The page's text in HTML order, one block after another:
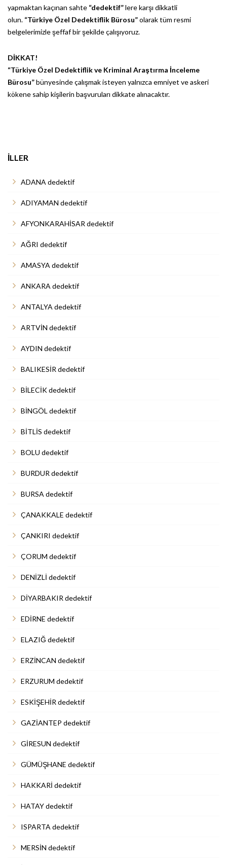
yapmaktan kaçınan sahte “dedektif”lere karşı dikkatli
olun. “Türkiye Özel Dedektiflik Bürosu”olarak tüm resmi
belgelerimizle şeffaf bir şekilde çalışıyoruz.
DİKKAT!
“Türkiye Özel Dedektiflik ve Kriminal Araştırma İnceleme
Bürosu”bünyesinde çalışmak isteyen yalnızca emniyet ve askeri
kökene sahip kişilerin başvuruları dikkate alınacaktır.
İLLER
ADANA dedektif
ADIYAMAN dedektif
AFYONKARAHİSAR dedektif
AĞRI dedektif
AMASYA dedektif
ANKARA dedektif
ANTALYA dedektif
ARTVİN dedektif
AYDIN dedektif
BALIKESİR dedektif
BİLECİK dedektif
BİNGÖL dedektif
BİTLİS dedektif
BOLU dedektif
BURDUR dedektif
BURSA dedektif
ÇANAKKALE dedektif
ÇANKIRI dedektif
ÇORUM dedektif
DENİZLİ dedektif
DİYARBAKIR dedektif
EDİRNE dedektif
ELAZIĞ dedektif
ERZİNCAN dedektif
ERZURUM dedektif
ESKİŞEHİR dedektif
GAZİANTEP dedektif
GİRESUN dedektif
GÜMÜŞHANE dedektif
HAKKARİ dedektif
HATAY dedektif
ISPARTA dedektif
MERSİN dedektif